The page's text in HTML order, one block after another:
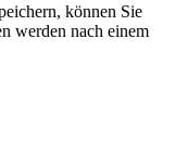
können Sie
werden nach einem